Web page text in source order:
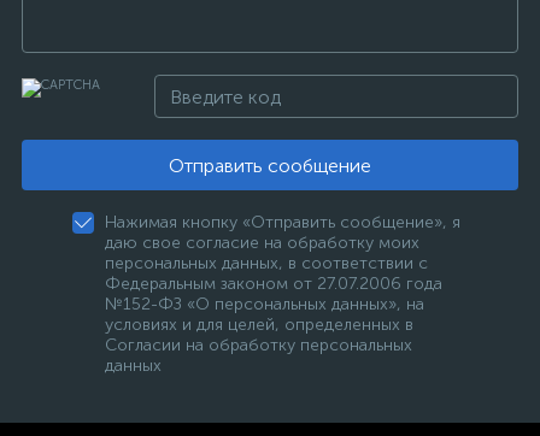
Отправить сообщение
Нажимая кнопку «Отправить сообщение», я
даю свое согласие на обработку моих
персональных данных, в соответствии с
Федеральным законом от 27.07.2006 года
№152-ФЗ «О персональных данных», на
условиях и для целей, определенных в
Согласии на обработку персональных
данных